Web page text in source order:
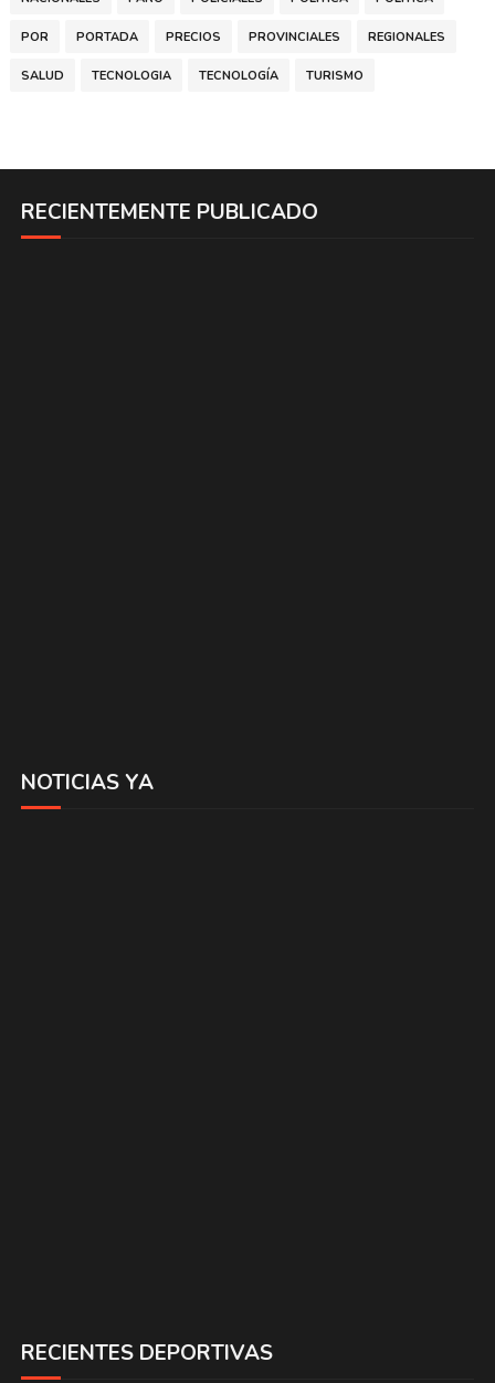
POR PORTADA PRECIOS PROVINCIALES REGIONALES
SALUD TECNOLOGIA TECNOLOGÍA TURISMO
RECIENTEMENTE PUBLICADO
NOTICIAS YA
RECIENTES DEPORTIVAS